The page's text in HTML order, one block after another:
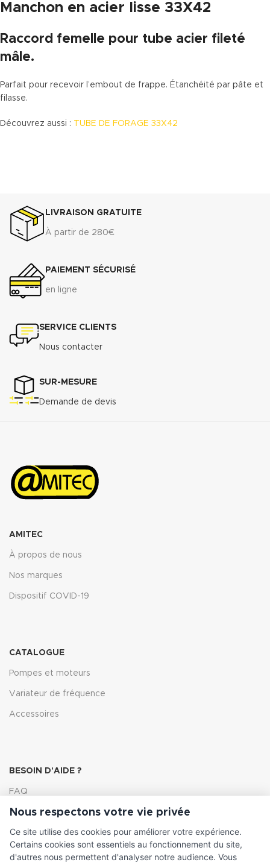
Manchon en acier lisse 33X42
Raccord femelle pour tube acier fileté
mâle.
Parfait pour recevoir l’embout de frappe. Étanchéité par pâte et
filasse.
Découvrez aussi : TUBE DE FORAGE 33X42
LIVRAISON GRATUITE
À partir de 280€
PAIEMENT SÉCURISÉ
en ligne
SERVICE CLIENTS
Nous contacter
SUR-MESURE
Demande de devis
AMITEC
À propos de nous
Nos marques
Dispositif COVID-19
CATALOGUE
Pompes et moteurs
Variateur de fréquence
Accessoires
BESOIN D'AIDE ?
FAQ
Lexique
Comment choisir ma pompe
Nous respectons votre vie privée
Ce site utilise des cookies pour améliorer votre expérience.
Certains cookies sont essentiels au fonctionnement du site,
d'autres nous permettent d'analyser notre audience. Vous